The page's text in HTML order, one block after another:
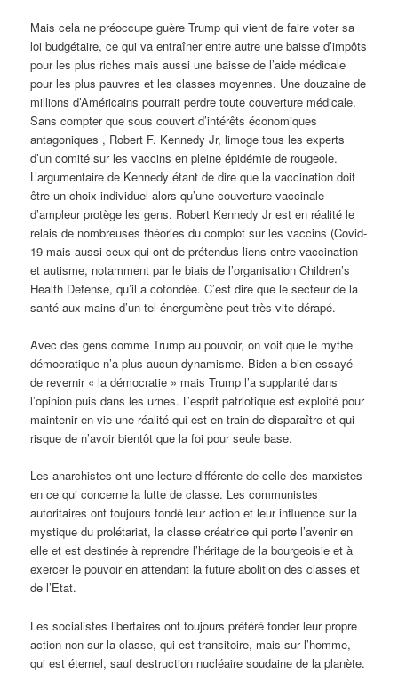
Mais cela ne préoccupe guère Trump qui vient de faire voter sa
loi budgétaire, ce qui va entraîner entre autre une baisse d’impôts
pour les plus riches mais aussi une baisse de l’aide médicale
pour les plus pauvres et les classes moyennes. Une douzaine de
millions d’Américains pourrait perdre toute couverture médicale.
Sans compter que sous couvert d’intérêts économiques
antagoniques , Robert F. Kennedy Jr, limoge tous les experts
d’un comité sur les vaccins en pleine épidémie de rougeole.
L’argumentaire de Kennedy étant de dire que la vaccination doit
être un choix individuel alors qu’une couverture vaccinale
d’ampleur protège les gens. Robert Kennedy Jr est en réalité le
relais de nombreuses théories du complot sur les vaccins (Covid-
19 mais aussi ceux qui ont de prétendus liens entre vaccination
et autisme, notamment par le biais de l’organisation Children’s
Health Defense, qu’il a cofondée. C’est dire que le secteur de la
santé aux mains d’un tel énergumène peut très vite dérapé.
Avec des gens comme Trump au pouvoir, on voit que le mythe
démocratique n’a plus aucun dynamisme. Biden a bien essayé
de revernir « la démocratie » mais Trump l’a supplanté dans
l’opinion puis dans les urnes. L’esprit patriotique est exploité pour
maintenir en vie une réalité qui est en train de disparaître et qui
risque de n’avoir bientôt que la foi pour seule base.
Les anarchistes ont une lecture différente de celle des marxistes
en ce qui concerne la lutte de classe. Les communistes
autoritaires ont toujours fondé leur action et leur influence sur la
mystique du prolétariat, la classe créatrice qui porte l’avenir en
elle et est destinée à reprendre l’héritage de la bourgeoisie et à
exercer le pouvoir en attendant la future abolition des classes et
de l’Etat.
Les socialistes libertaires ont toujours préféré fonder leur propre
action non sur la classe, qui est transitoire, mais sur l’homme,
qui est éternel, sauf destruction nucléaire soudaine de la planète.